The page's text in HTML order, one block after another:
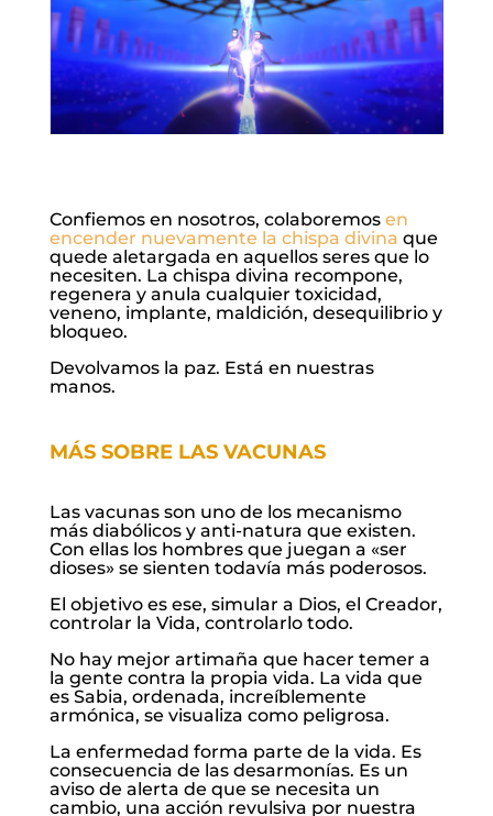
Confiemos en nosotros, colaboremos en
encender nuevamente la chispa divina que
quede aletargada en aquellos seres que lo
necesiten. La chispa divina recompone,
regenera y anula cualquier toxicidad,
veneno, implante, maldición, desequilibrio y
bloqueo.
Devolvamos la paz. Está en nuestras
manos.
MÁS SOBRE LAS VACUNAS
Las vacunas son uno de los mecanismo
más diabólicos y anti-natura que existen.
Con ellas los hombres que juegan a «ser
dioses» se sienten todavía más poderosos.
El objetivo es ese, simular a Dios, el Creador,
controlar la Vida, controlarlo todo.
No hay mejor artimaña que hacer temer a
la gente contra la propia vida. La vida que
es Sabia, ordenada, increíblemente
armónica, se visualiza como peligrosa.
La enfermedad forma parte de la vida. Es
consecuencia de las desarmonías. Es un
aviso de alerta de que se necesita un
cambio, una acción revulsiva por nuestra